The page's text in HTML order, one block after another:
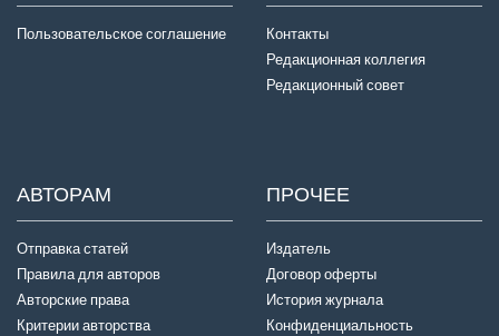
Пользовательское соглашение
Контакты
Редакционная коллегия
Редакционный совет
АВТОРАМ
Отправка статей
Правила для авторов
Авторские права
Критерии авторства
ПРОЧЕЕ
Издатель
Договор оферты
История журнала
Конфиденциальность